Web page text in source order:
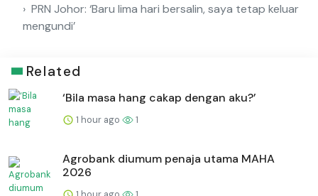
PRN Johor: ‘Baru lima hari bersalin, saya tetap keluar
mengundi’
Related
‘Bila masa hang cakap dengan aku?’
1 hour ago 1
Agrobank diumum penaja utama MAHA
2026